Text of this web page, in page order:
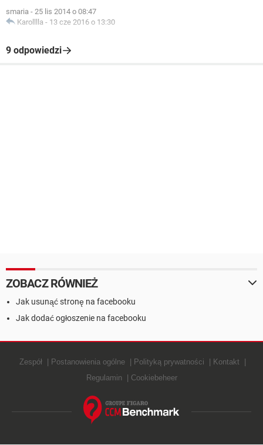
smaria - 25 lis 2014 o 08:47
Karolllla - 13 cze 2016 o 13:30
9 odpowiedzi
ZOBACZ RÓWNIEŻ
Jak usunąć stronę na facebooku
Jak dodać ogłoszenie na facebooku
Zespół Postanowienia ogólne Polityką prywatności
Kontakt
Regulamin
Cookiebeheer